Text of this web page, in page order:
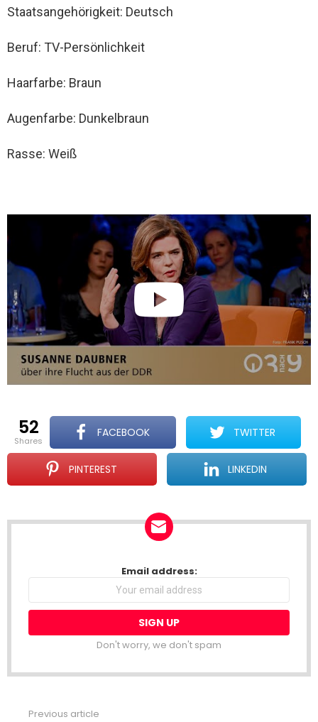
Staatsangehörigkeit: Deutsch
Beruf: TV-Persönlichkeit
Haarfarbe: Braun
Augenfarbe: Dunkelbraun
Rasse: Weiß
52
shares
FACEBOOK TWITTER
PINTEREST LINKEDIN
NEWSLETTER Email address:
Don't worry, we don't spam
Previous article